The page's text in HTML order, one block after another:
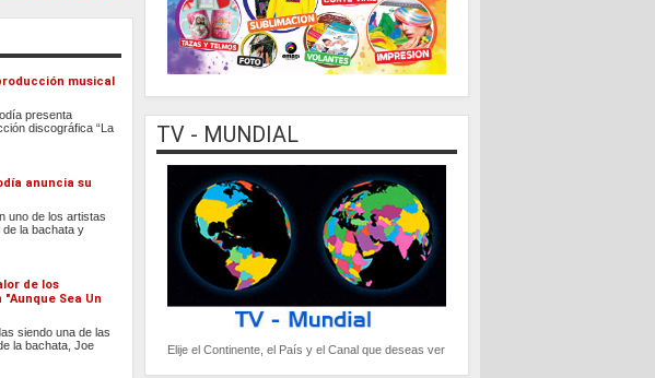
musical
presenta
discográfica “La
anuncia su
uno de los artistas
la bachata y
de los
Sea Un
siendo una de las
la bachata, Joe
TV - MUNDIAL
Elije el Continente, el País y el Canal que deseas ver